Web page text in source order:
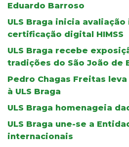
Eduardo Barroso
ULS Braga inicia
certificação digital HIMSS
ULS Braga recebe
tradições do São João de
Pedro Chagas Freitas leva
à ULS Braga
ULS Braga homenageia
ULS Braga une-se a
internacionais